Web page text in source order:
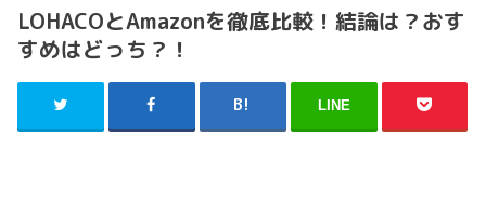
LOHACOとAmazonを徹底比較！結論は？おす
すめはどっち？！
LINE